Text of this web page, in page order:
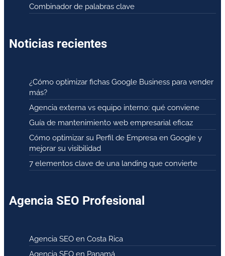
Combinador de palabras clave
Noticias recientes
¿Cómo optimizar fichas Google Business para vender
más?
Agencia externa vs equipo interno: qué conviene
Guía de mantenimiento web empresarial eficaz
Cómo optimizar su Perfil de Empresa en Google y
mejorar su visibilidad
7 elementos clave de una landing que convierte
Agencia SEO Profesional
Agencia SEO en Costa Rica
Agencia SEO en Panamá